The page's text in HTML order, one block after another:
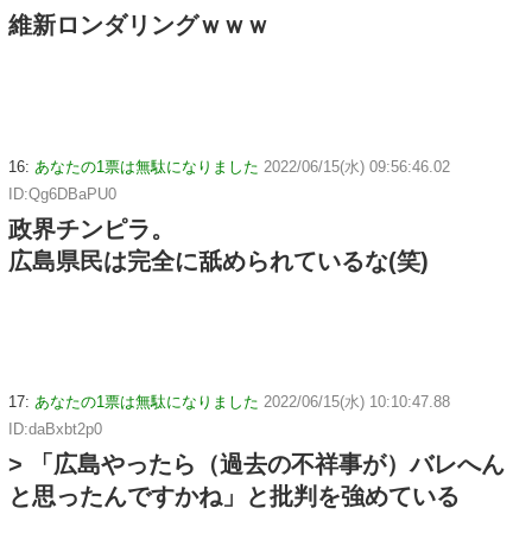
維新ロンダリングｗｗｗ
16: あなたの1票は無駄になりました 2022/06/15(水) 09:56:46.02
ID:Qg6DBaPU0
政界チンピラ。
広島県民は完全に舐められているな(笑)
17: あなたの1票は無駄になりました 2022/06/15(水) 10:10:47.88
ID:daBxbt2p0
> 「広島やったら（過去の不祥事が）バレへん
と思ったんですかね」と批判を強めている